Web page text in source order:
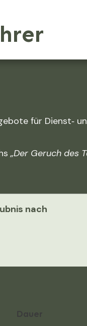
für Dienst‑
„Der Geruch des
nach
Dauer